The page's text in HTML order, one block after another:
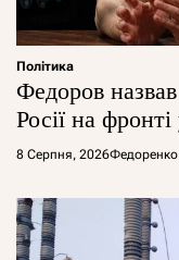
Політика
Федоров
Росії на
8 Серпня, 2026Федоренко